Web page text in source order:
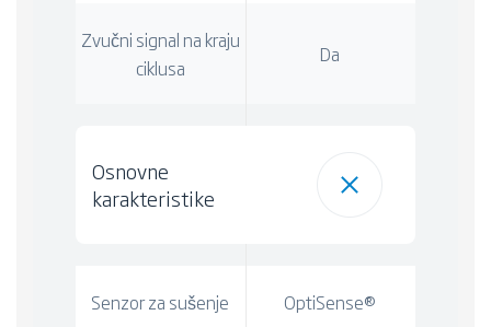
Zvučni signal na kraju
ciklusa
Da
Osnovne
karakteristike
Senzor za sušenje OptiSense®